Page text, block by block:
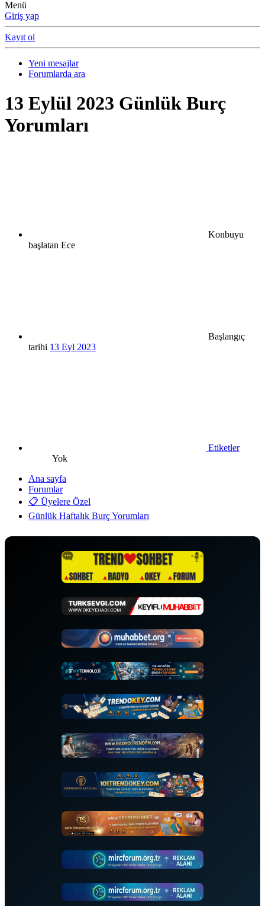
Menü
Giriş yap
Kayıt ol
Yeni mesajlar
Forumlarda ara
13 Eylül 2023 Günlük Burç
Yorumları
Konbuyu
başlatan Ece
Başlangıç
tarihi 13 Eyl 2023
Etiketler
Yok
Ana sayfa
Forumlar
📋 Üyelere Özel
Günlük Haftalık Burç Yorumları